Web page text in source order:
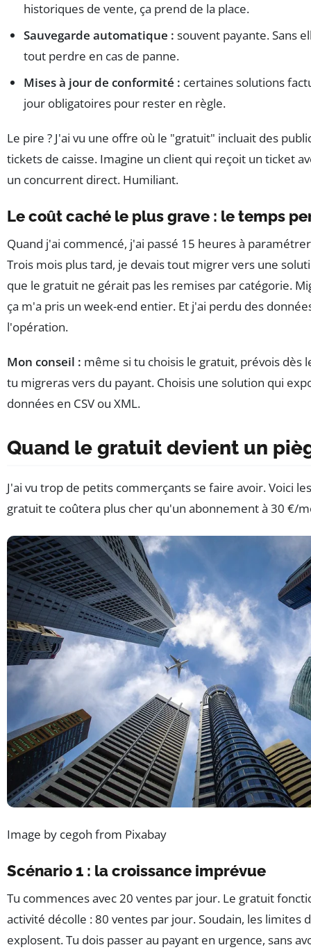
historiques de vente, ça prend de la place.
Sauvegarde automatique : souvent payante. Sans
tout perdre en cas de panne.
Mises à jour de conformité : certaines solutions
jour obligatoires pour rester en règle.
Le pire ? J'ai vu une offre où le "gratuit" incluait des
tickets de caisse. Imagine un client qui reçoit un ticket
un concurrent direct. Humiliant.
Le coût caché le plus grave : le temps
Quand j'ai commencé, j'ai passé 15 heures à
Trois mois plus tard, je devais tout migrer vers une
que le gratuit ne gérait pas les remises par catégorie.
ça m'a pris un week-end entier. Et j'ai perdu des
l'opération.
Mon conseil : même si tu choisis le gratuit, prévois dès
tu migreras vers du payant. Choisis une solution qui
données en CSV ou XML.
Quand le gratuit devient un
J'ai vu trop de petits commerçants se faire avoir. Voici
gratuit te coûtera plus cher qu'un abonnement à 30 €/
Image by cegoh from Pixabay
Scénario 1 : la croissance imprévue
Tu commences avec 20 ventes par jour. Le gratuit
activité décolle : 80 ventes par jour. Soudain, les limites
explosent. Tu dois passer au payant en urgence, sans